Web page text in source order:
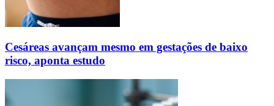
Cesáreas avançam mesmo em gestações de baixo
risco, aponta estudo